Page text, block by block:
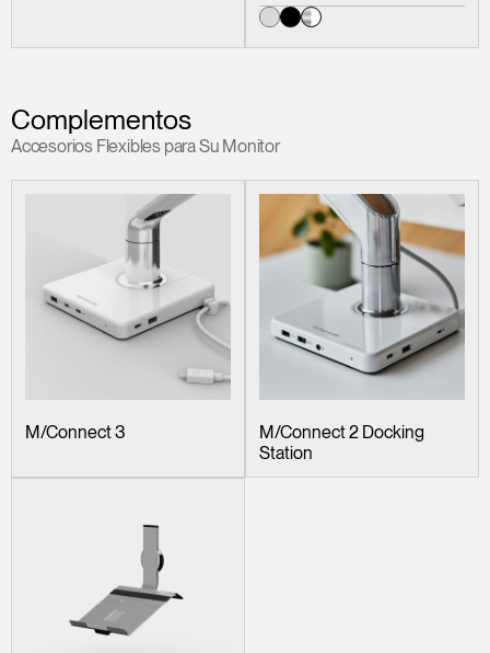
Complementos
Accesorios Flexibles para Su Monitor
M/Connect 3
M/Connect 2 Docking
Station